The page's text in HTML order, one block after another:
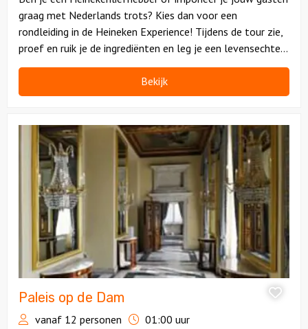
graag met Nederlands trots? Kies dan voor een
rondleiding in de Heineken Experience! Tijdens de tour zie,
proef en ruik je de ingrediënten en leg je een levensechte
rit af door het brouwproces.
Bekijk
Bekijk
Paleis op de Dam
vanaf 12 personen
01:00 uur